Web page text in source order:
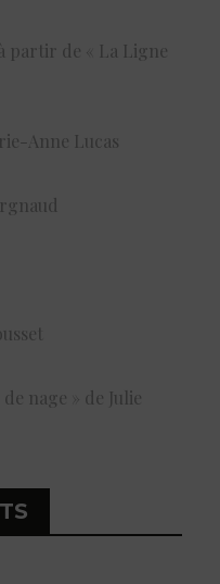
partir de « La Ligne
Anne Lucas
Bousset
nage » de Julie